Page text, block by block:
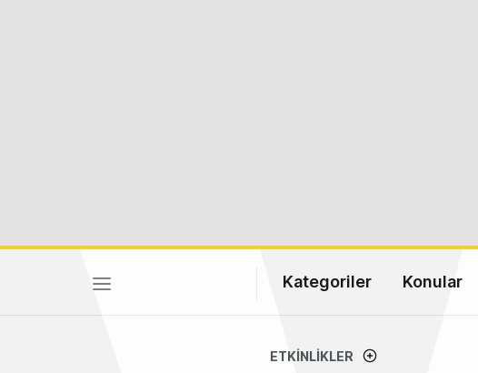
Kategoriler Konular
ETKINLIKLER